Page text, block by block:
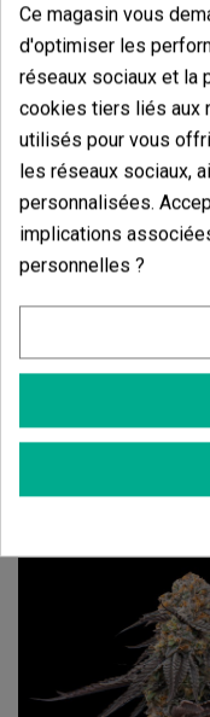
structure basse et
comme la taille
sélective pour
En extérieur,
elle développe
produire jusqu'à
récolte fin
au stress et sa
les cultivateurs qui
sans complications.
décoratives et de
pas responsable
Ce magasin vous
d'optimiser les
réseaux sociaux et la
cookies tiers liés aux
utilisés pour vous
les réseaux sociaux,
personnalisées.
implications
personnelles ?